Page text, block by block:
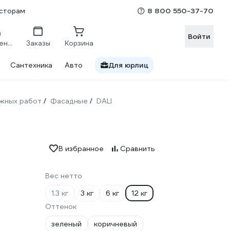
8 800 550-37-70
Сравнение Заказы Корзина
Войти
Сантехника Авто Для юрлиц
работ / Фасадные / DALI
В избранное Сравнить
Вес нетто
1.3 кг
3 кг 6 кг
12 кг
Оттенок
зеленый
коричневый